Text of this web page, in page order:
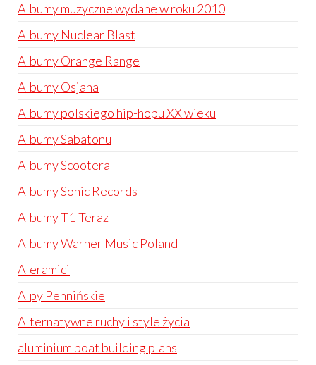
Albumy muzyczne wydane w roku 2010
Albumy Nuclear Blast
Albumy Orange Range
Albumy Osjana
Albumy polskiego hip-hopu XX wieku
Albumy Sabatonu
Albumy Scootera
Albumy Sonic Records
Albumy T1-Teraz
Albumy Warner Music Poland
Aleramici
Alpy Pennińskie
Alternatywne ruchy i style życia
aluminium boat building plans